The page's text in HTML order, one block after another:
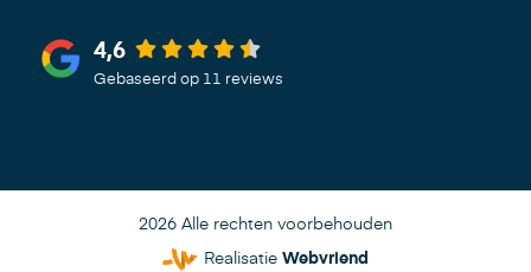
4,6
Gebaseerd op 11 reviews
2026 Alle rechten voorbehouden
RealisatieWebvriend